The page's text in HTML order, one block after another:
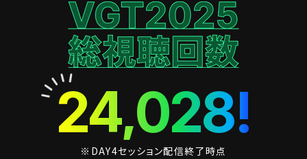
2025.10.01
タイムテーブル・登壇者を追加公開いたしました。
2025.09.11
タイムテーブル・登壇者を一部公開いたしました。
2025.07.30
公開しました。
2025.07.01
ティザーサイトを公開しました。
24,028!
※DAY4セッション配信終了時点